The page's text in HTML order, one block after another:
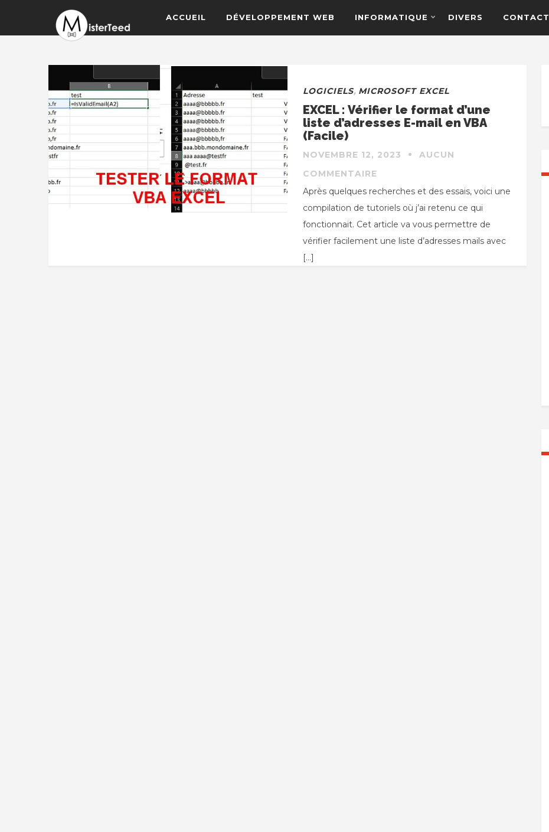
ACCUEIL DÉVELOPPEMENT WEB INFORMATIQUE DIVERS CONTACT
LOGICIELS, MICROSOFT EXCEL
EXCEL : Vérifier le format d’une
liste d’adresses E-mail en VBA
(Facile)
NOVEMBRE 12, 2023
AUCUN
COMMENTAIRE
Après quelques recherches et des essais, voici une
compilation de tutoriels où j’ai retenu ce qui
fonctionnait. Cet article va vous permettre de
vérifier facilement une liste d’adresses mails avec
[…]